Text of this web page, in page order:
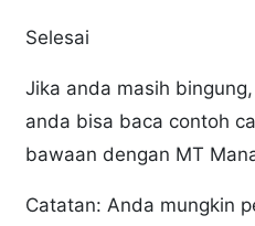
Selesai
Jika anda masih
anda bisa baca contoh
bawaan dengan MT
Catatan: Anda mungkin